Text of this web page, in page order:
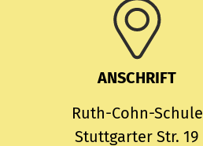
ANSCHRIFT
Ruth-Cohn-Schule
Stuttgarter Str. 19